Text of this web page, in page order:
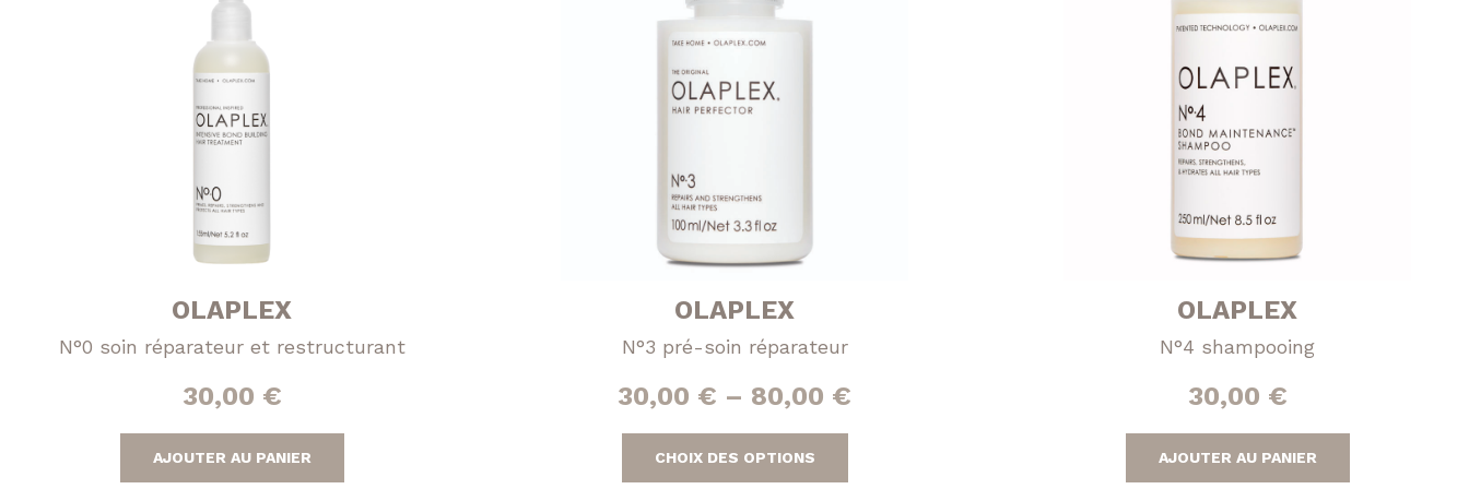
OLAPLEX
N°0 soin réparateur et restructurant
30,00 €
AJOUTER AU PANIER
OLAPLEX
N°3 pré-soin réparateur
30,00 € – 80,00 €
CHOIX DES OPTIONS
OLAPLEX
N°4 shampooing
30,00 €
AJOUTER AU PANIER